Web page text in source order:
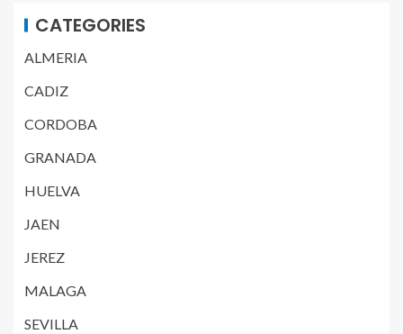
CATEGORIES
ALMERIA
CADIZ
CORDOBA
GRANADA
HUELVA
JAEN
JEREZ
MALAGA
SEVILLA